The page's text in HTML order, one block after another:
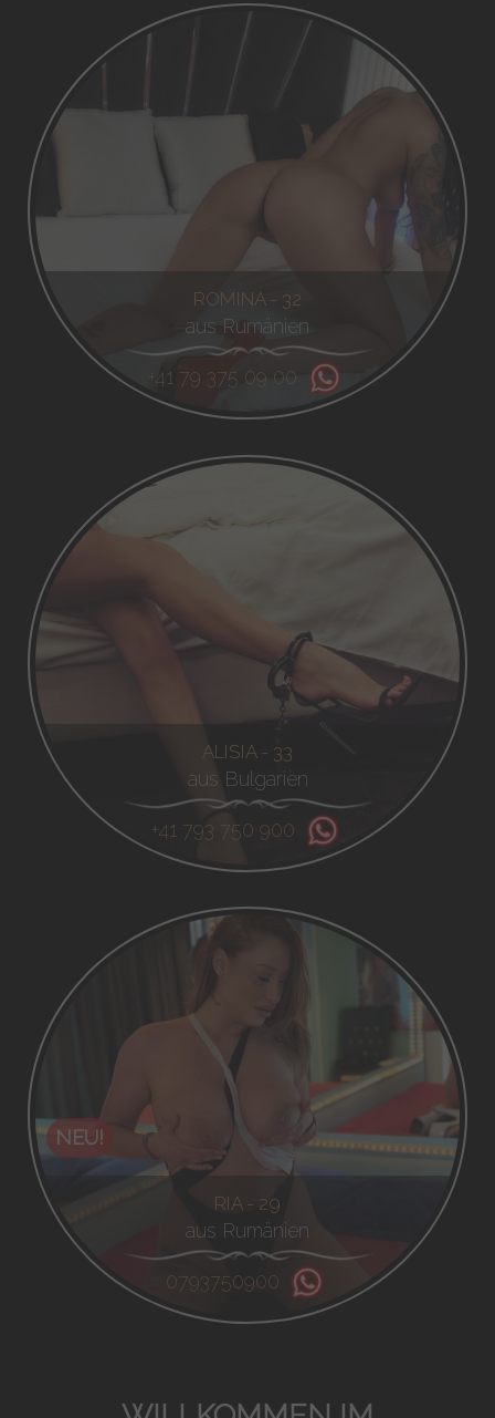
ROMINA - 32
aus Rumänien
+41 79 375 09 00
ALISIA - 33
aus Bulgarien
+41 793 750 900
NEU!
RIA - 29
aus Rumänien
0793750900